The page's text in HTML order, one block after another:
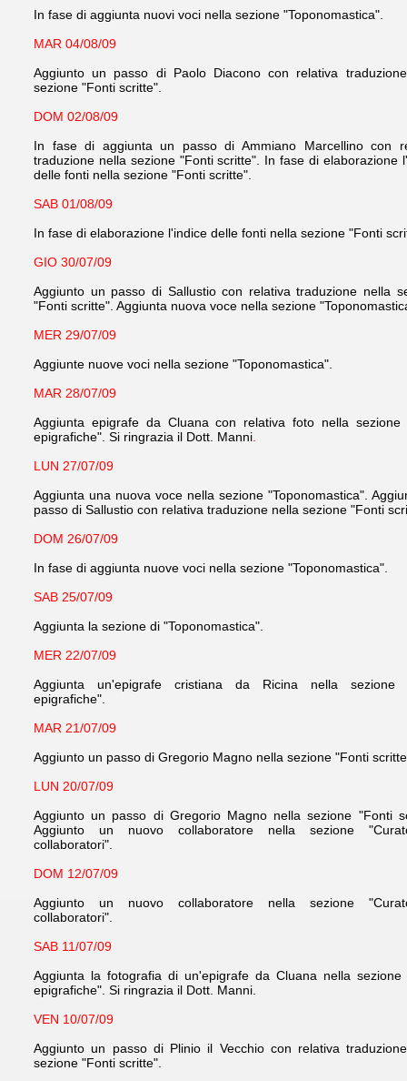
In fase di aggiunta nuovi voci nella sezione "Toponomastica".
MAR 04/08/09
Aggiunto un passo di Paolo Diacono con relativa
sezione "Fonti scritte".
DOM 02/08/09
In fase di aggiunta un passo di Ammiano Marcellino con
traduzione nella sezione "Fonti scritte". In fase di elaborazione
delle fonti nella sezione "Fonti scritte".
SAB 01/08/09
In fase di elaborazione l'indice delle fonti nella sezione "Fonti
GIO 30/07/09
Aggiunto un passo di Sallustio con relativa traduzione nella
"Fonti scritte". Aggiunta nuova voce nella sezione
MER 29/07/09
Aggiunte nuove voci nella sezione "Toponomastica".
MAR 28/07/09
Aggiunta epigrafe da Cluana con relativa foto nella sezione
epigrafiche". Si ringrazia il Dott. Manni.
LUN 27/07/09
Aggiunta una nuova voce nella sezione "Toponomastica".
passo di Sallustio con relativa traduzione nella sezione "Fonti
DOM 26/07/09
In fase di aggiunta nuove voci nella sezione "Toponomastica".
SAB 25/07/09
Aggiunta la sezione di "Toponomastica".
MER 22/07/09
Aggiunta un'epigrafe cristiana da Ricina nella sezione
epigrafiche".
MAR 21/07/09
Aggiunto un passo di Gregorio Magno nella sezione "Fonti
LUN 20/07/09
Aggiunto un passo di Gregorio Magno nella sezione "Fonti
Aggiunto un nuovo collaboratore nella sezione
collaboratori".
DOM 12/07/09
Aggiunto un nuovo collaboratore nella sezione
collaboratori".
SAB 11/07/09
Aggiunta la fotografia di un'epigrafe da Cluana nella sezione
epigrafiche". Si ringrazia il Dott. Manni.
VEN 10/07/09
Aggiunto un passo di Plinio il Vecchio con relativa
sezione "Fonti scritte".